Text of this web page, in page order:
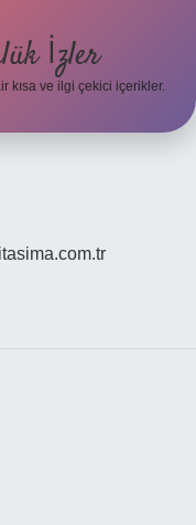
İzler
kısa ve ilgi çekici içerikler.